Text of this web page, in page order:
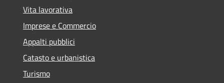
Vita lavorativa
Imprese e Commercio
Appalti pubblici
Catasto e urbanistica
Turismo